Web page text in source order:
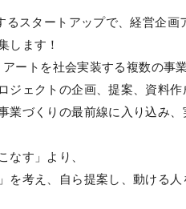
るスタートアップで、経営企
します！
ートを社会実装する複数の事
ジェクトの企画、提案、資料
業づくりの最前線に入り込み
なす」より、
を考え、自ら提案し、動ける人